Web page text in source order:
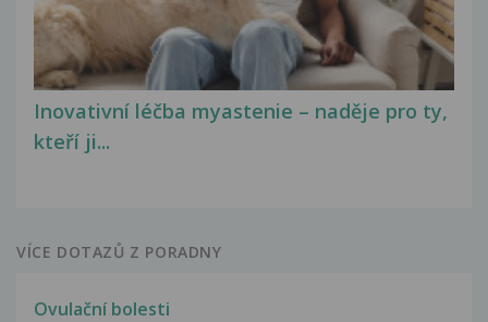
Inovativní léčba myastenie – naděje pro ty,
kteří ji...
VÍCE DOTAZŮ Z PORADNY
Ovulační bolesti